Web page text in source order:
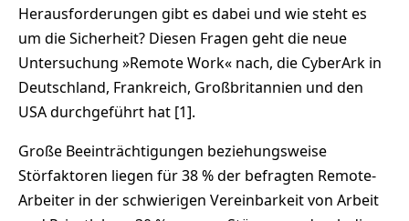
Herausforderungen gibt es dabei und wie steht es
um die Sicherheit? Diesen Fragen geht die neue
Untersuchung »Remote Work« nach, die CyberArk in
Deutschland, Frankreich, Großbritannien und den
USA durchgeführt hat [1].
Große Beeinträchtigungen beziehungsweise
Störfaktoren liegen für 38 % der befragten Remote-
Arbeiter in der schwierigen Vereinbarkeit von Arbeit